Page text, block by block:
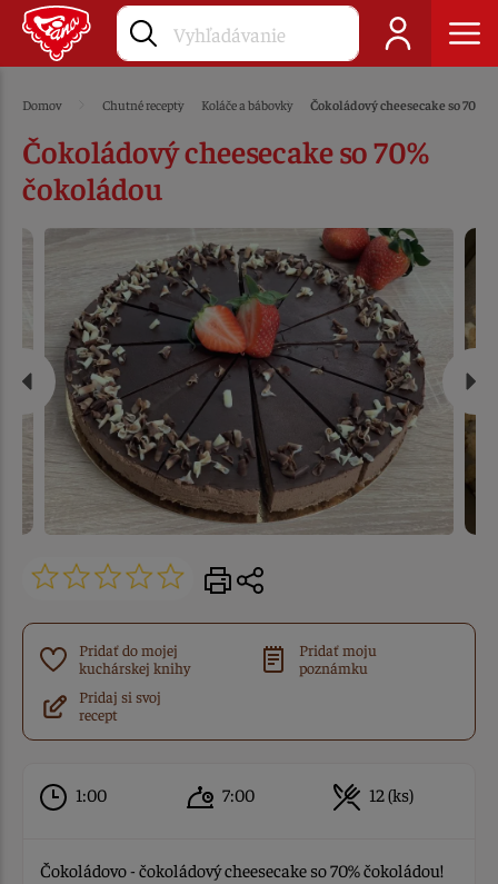
Domov Chutné recepty Koláče a bábovky Čokoládový cheesecake so 70%
Čokoládový cheesecake so 70%
čokoládou
Pridať do mojej
kuchárskej knihy
Pridať moju
poznámku
Pridaj si svoj
recept
1:00 7:00 12 (ks)
Čokoládovo - čokoládový cheesecake so 70% čokoládou!